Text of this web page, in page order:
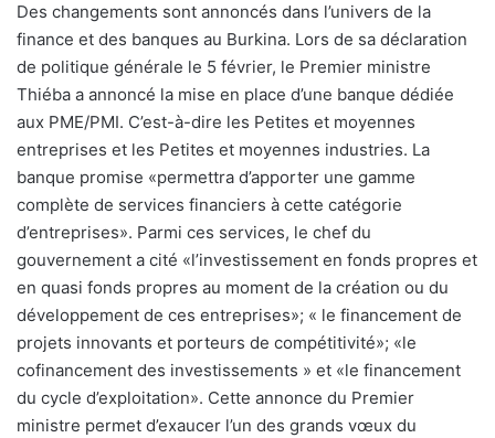
Des changements sont annoncés dans l’univers de la
finance et des banques au Burkina. Lors de sa déclaration
de politique générale le 5 février, le Premier ministre
Thiéba a annoncé la mise en place d’une banque dédiée
aux PME/PMI. C’est-à-dire les Petites et moyennes
entreprises et les Petites et moyennes industries. La
banque promise «permettra d’apporter une gamme
complète de services financiers à cette catégorie
d’entreprises». Parmi ces services, le chef du
gouvernement a cité «l’investissement en fonds propres et
en quasi fonds propres au moment de la création ou du
développement de ces entreprises»; « le financement de
projets innovants et porteurs de compétitivité»; «le
cofinancement des investissements » et «le financement
du cycle d’exploitation». Cette annonce du Premier
ministre permet d’exaucer l’un des grands vœux du